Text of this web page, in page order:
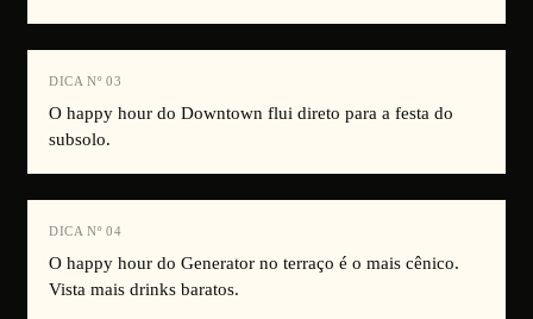
DICA Nº 03
O happy hour do Downtown flui direto para a festa do
subsolo.
DICA Nº 04
O happy hour do Generator no terraço é o mais cênico.
Vista mais drinks baratos.